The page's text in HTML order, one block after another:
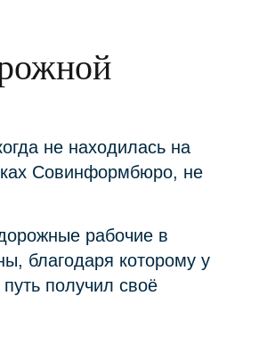
не находилась на
Совинформбюро, не
рабочие в
благодаря которому у
получил своё